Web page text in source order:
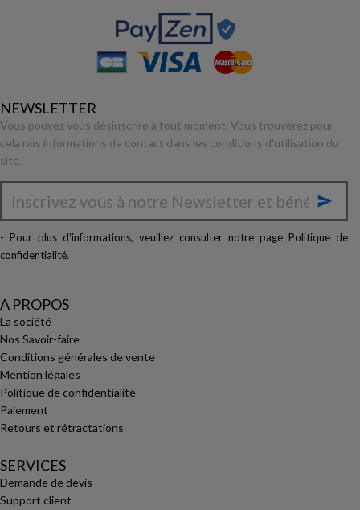
NEWSLETTER
Vous pouvez vous désinscrire à tout moment. Vous trouverez pour
cela nos informations de contact dans les conditions d'utilisation du
site.

- Pour plus d'informations, veuillez consulter notre page Politique de
confidentialité.
A PROPOS
La société
Nos Savoir-faire
Conditions générales de vente
Mention légales
Politique de confidentialité
Paiement
Retours et rétractations
SERVICES
Demande de devis
Support client